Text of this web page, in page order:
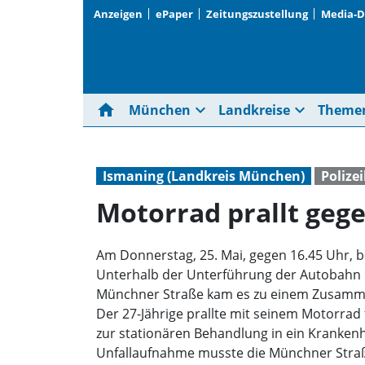
Anzeigen ePaper Zeitungszustellung Media-
home München expand_more Landkreise expand_more
Ismaning (Landkreis München)
Motorrad prallt
Am Donnerstag, 25. Mai, gegen 16.45
Unterhalb der Unterführung der Autobahn
Münchner Straße kam es zu einem
Der 27-Jährige prallte mit seinem
zur stationären Behandlung in ein
Unfallaufnahme musste die Münchner